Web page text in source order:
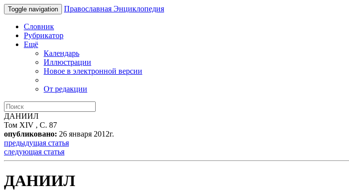
Toggle navigation Православная Энциклопедия
Словник
Рубрикатор
Ещё
Календарь
Иллюстрации
Новое в электронной версии
От редакции
ДАНИИЛ
Том XIV , С. 87
опубликовано: 26 января 2012г.
предыдущая статья
следующая статья
ДАНИИЛ